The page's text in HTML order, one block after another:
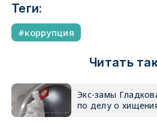
Теги:
коррупция
Читать
Экс-замы
по делу о